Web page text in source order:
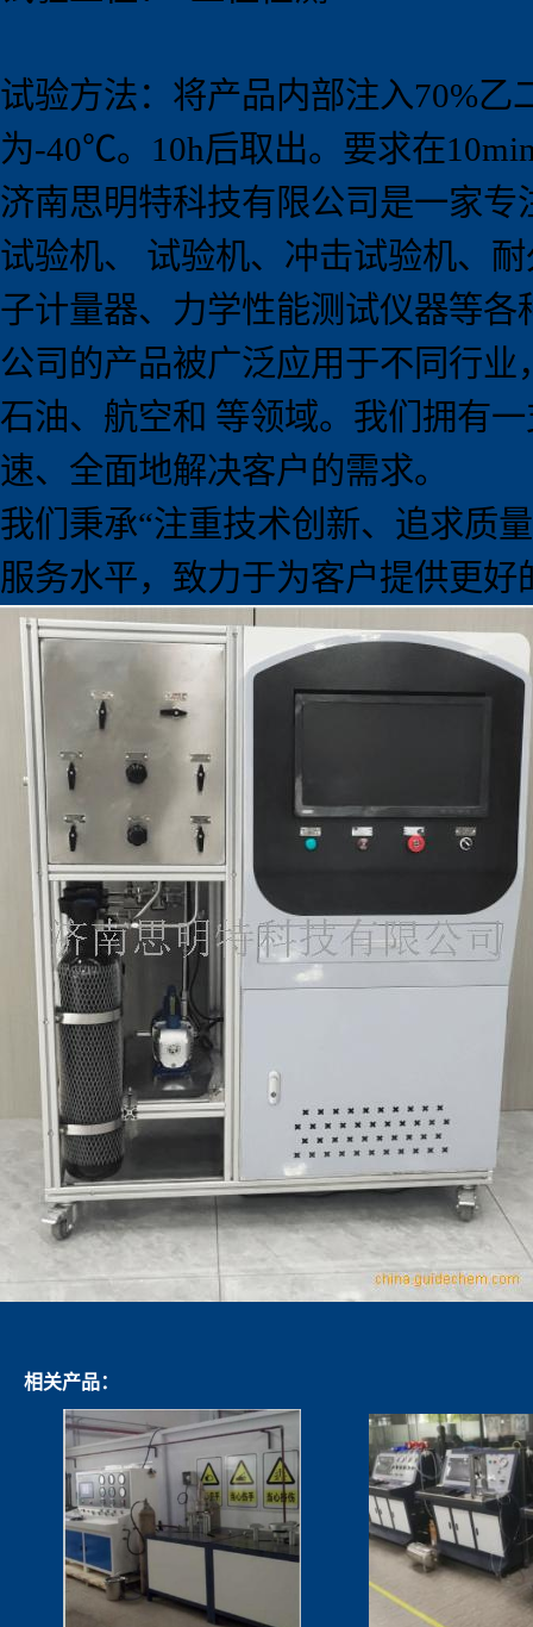
试验方法：将产品内部注入70%
为-40℃。10h后取出。要求在
济南思明特科技有限公司是一家
试验机、 试验机、冲击试验机、
子计量器、力学性能测试仪器等各
公司的产品被广泛应用于不同行
石油、航空和 等领域。我们拥有
速、全面地解决客户的需求。
我们秉承“注重技术创新、追求质
服务水平，致力于为客户提供更
相关产品：